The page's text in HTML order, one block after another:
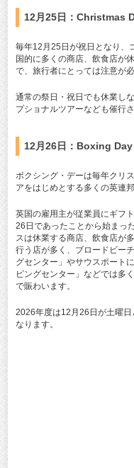
12月25日：Christmas
毎年12月25日が祝日となり、
国的に多くの商店、飲食店が
で、旅行者にとっては注意が
通常の祭日・祝日でも休業し
プショナルツアーなども催行
12月26日：Boxing Day
ボクシング・デーは毎年クリ
アをはじめとする多くの英連
英国の雇用主が従業員にギフ
26日であったことから始まっ
スは休業する商店、飲食店が
行う店が多く、ブロードビー
グセンター」やサウスポート
ピングセンター」などでは多
で賑わいます。
2026年度は12月26日が土曜
なります。